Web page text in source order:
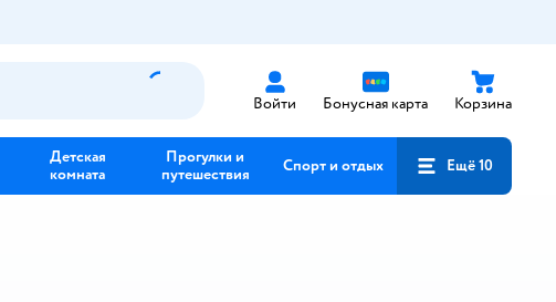
Войти Бонусная карта Корзина
Детская
комната
Прогулки и
путешествия
Спорт и отдых Ещё 10